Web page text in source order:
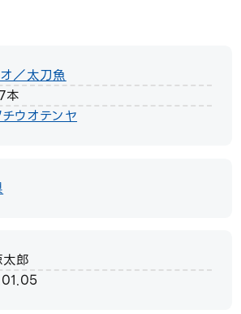
／太刀魚
本
ウオテンヤ
郎